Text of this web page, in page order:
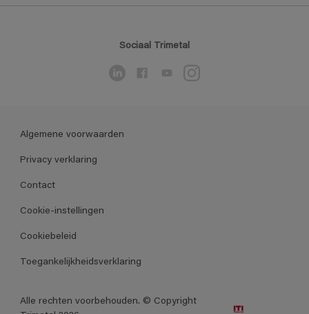
Sociaal Trimetal
Algemene voorwaarden
Privacy verklaring
Contact
Cookie-instellingen
Cookiebeleid
Toegankelijkheidsverklaring
Alle rechten voorbehouden. © Copyright